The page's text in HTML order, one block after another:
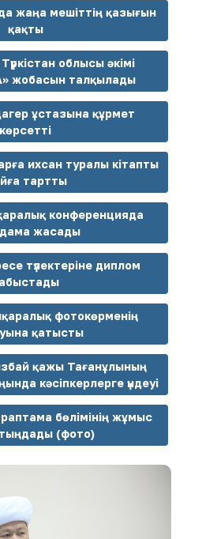
жаңа мешіттің қазығын
қақты
облысы әкімі
жобасын талқылады
ұстазына құрмет
көрсетті
ихсан туралы кітапты
тартты
конференцияда
жасады
түлектеріне диплом
фотокөрменің
қатысты
қажы Тағанұлының
кәсіпкерлерге үндеуі
бөлімінің жұмыс
тыңдады (фото)